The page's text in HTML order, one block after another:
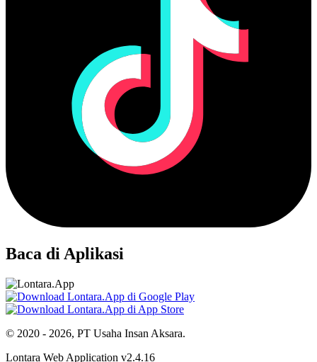
Baca di Aplikasi
© 2020 - 2026, PT Usaha Insan Aksara.
Lontara Web Application v2.4.16